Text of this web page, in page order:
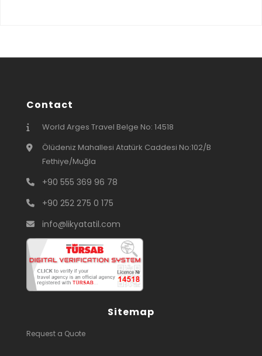
Contact
World Arges Travel Belge No: 14518
Ölüdeniz Mahallesi Atatürk Caddesi No:102/B
Fethiye/Muğla
+90 555 369 96 78
+90 252 275 0 175
info@likyatatil.com
Sitemap
Request a Quote